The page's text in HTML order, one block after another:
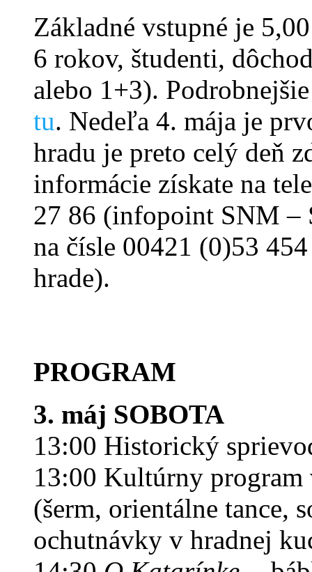
Základné vstupné je
6 rokov, študenti,
alebo 1+3).
tu. Nedeľa 4. mája je
hradu je preto celý deň
informácie získate na
27 86 (infopoint SNM –
na čísle 00421 (0)53
hrade).
PROGRAM
3. máj SOBOTA
13:00 Historický
13:00 Kultúrny program
(šerm, orientálne tance,
ochutnávky v hradnej